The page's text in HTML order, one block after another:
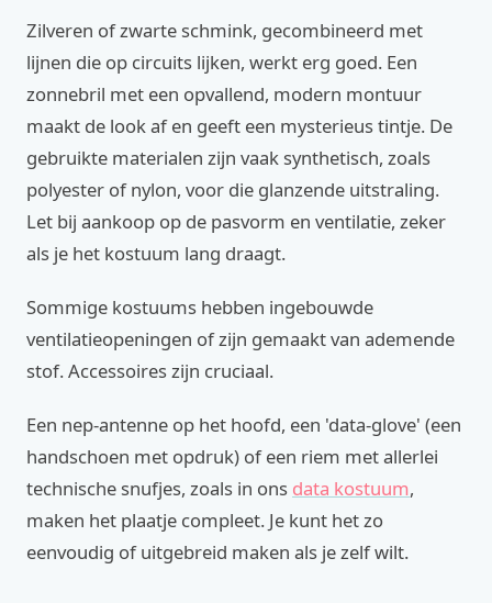
Zilveren of zwarte schmink, gecombineerd met
lijnen die op circuits lijken, werkt erg goed. Een
zonnebril met een opvallend, modern montuur
maakt de look af en geeft een mysterieus tintje. De
gebruikte materialen zijn vaak synthetisch, zoals
polyester of nylon, voor die glanzende uitstraling.
Let bij aankoop op de pasvorm en ventilatie, zeker
als je het kostuum lang draagt.
Sommige kostuums hebben ingebouwde
ventilatieopeningen of zijn gemaakt van ademende
stof. Accessoires zijn cruciaal.
Een nep-antenne op het hoofd, een 'data-glove' (een
handschoen met opdruk) of een riem met allerlei
technische snufjes, zoals in ons data kostuum,
maken het plaatje compleet. Je kunt het zo
eenvoudig of uitgebreid maken als je zelf wilt.